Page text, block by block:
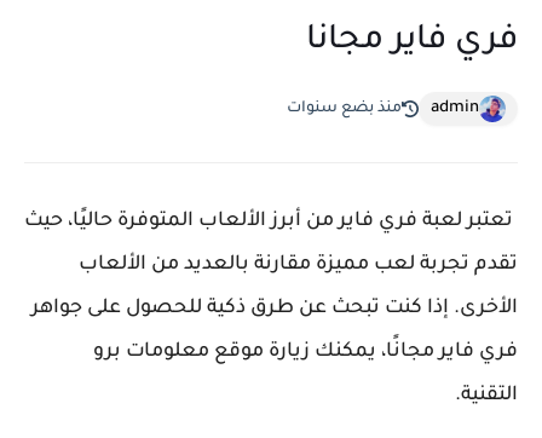
فري فاير مجانا
admin منذ بضع سنوات
تعتبر لعبة فري فاير من أبرز الألعاب المتوفرة حاليًا، حيث
تقدم تجربة لعب مميزة مقارنة بالعديد من الألعاب
الأخرى. إذا كنت تبحث عن طرق ذكية للحصول على جواهر
فري فاير مجانًا، يمكنك زيارة موقع معلومات برو
التقنية.